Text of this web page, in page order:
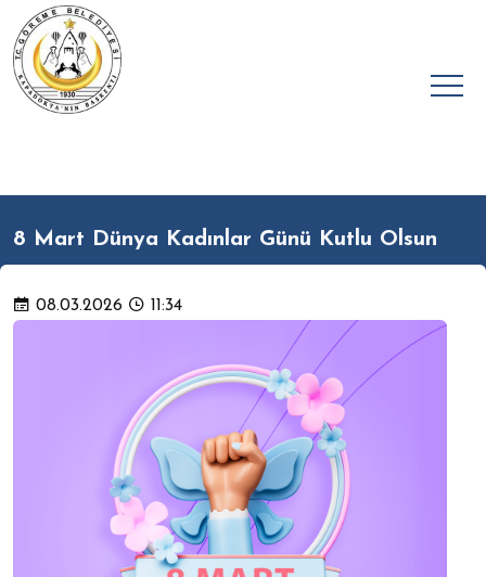
8 Mart Dünya Kadınlar Günü Kutlu Olsun
08.03.2026 11:34